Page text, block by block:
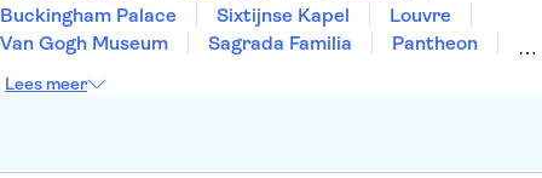
Buckingham Palace
Sixtijnse Kapel
Louvre
Van Gogh Museum
Sagrada Familia
Pantheon
Keukenhof
Lees meer